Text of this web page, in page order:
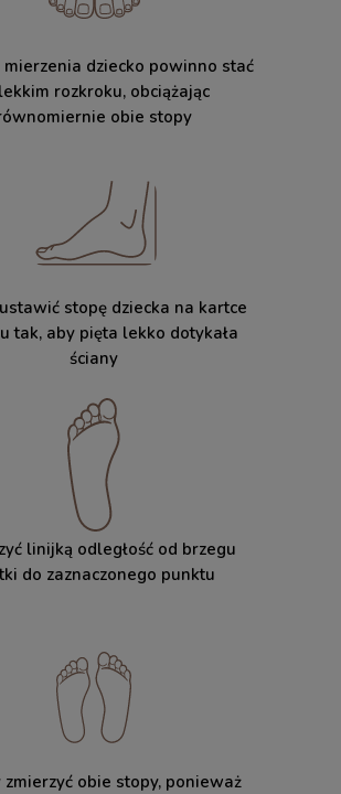
mierzenia dziecko powinno stać
rozkroku, obciążając
obie stopy
stopę dziecka na kartce
tak, aby pięta lekko dotykała
ściany
linijką odległość od brzegu
do zaznaczonego punktu
zmierzyć obie stopy, ponieważ